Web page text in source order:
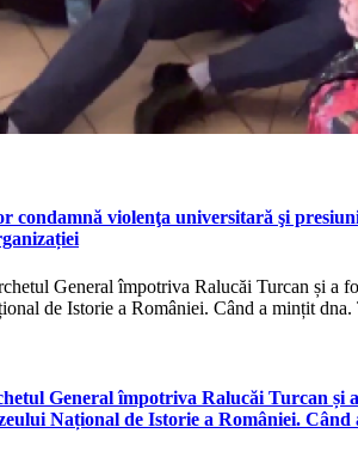
condamnă violenţa universitară şi
General împotriva Ralucăi Turcan și
Național de Istorie a României. Când